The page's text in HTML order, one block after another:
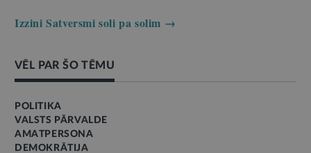
Izzini Satversmi soli pa solim →
VĒL PAR ŠO TĒMU
POLITIKA
VALSTS PĀRVALDE
AMATPERSONA
DEMOKRĀTIJA